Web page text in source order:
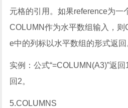
元格的引用。如果reference为一
COLUMN作为水平数组输入，
e中的列标以水平数组的形式返回
实例：公式“=COLUMN(A3)”返
回2。
5.COLUMNS